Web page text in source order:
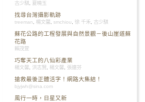
古少騏 夏曉玉
找尋台灣攝影軌跡
treeman 楊文馨 smchiou 徐 千禾 古少騏
蘇花公路的工程發展與自然景觀－後山崖道蘇
花路
賴茂萱
巧奪天工的八仙彩產業
楊文馨 洪志賢 楊文馨 張連芬
搶救最後正體活字！網路大集結！
bjyjwh@sina.com
風行一時，日星又新